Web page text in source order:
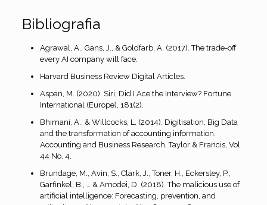
Bibliografia
Agrawal, A., Gans, J., & Goldfarb, A. (2017). The trade-off
every AI company will face.
Harvard Business Review Digital Articles.
Aspan, M. (2020). Siri, Did I Ace the Interview? Fortune
International (Europe), 181(2).
Bhimani, A., & Willcocks, L. (2014). Digitisation, Big Data
and the transformation of accounting information.
Accounting and Business Research, Taylor & Francis, Vol.
44 No. 4.
Brundage, M., Avin, S., Clark, J., Toner, H., Eckersley, P.,
Garfinkel, B., … & Amodei, D. (2018). The malicious use of
artificial intelligence: Forecasting, prevention, and